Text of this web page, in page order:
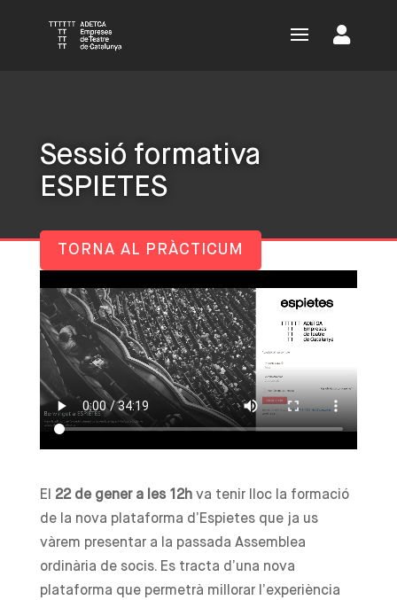
Sessió formativa
ESPIETES
TORNA AL PRÀCTICUM
El 22 de gener a les 12hva tenir lloc la formació
de la nova plataforma d’Espietes que ja us
vàrem presentar a la passada Assemblea
ordinària de socis. Es tracta d’una nova
plataforma que permetrà millorar l’experiència